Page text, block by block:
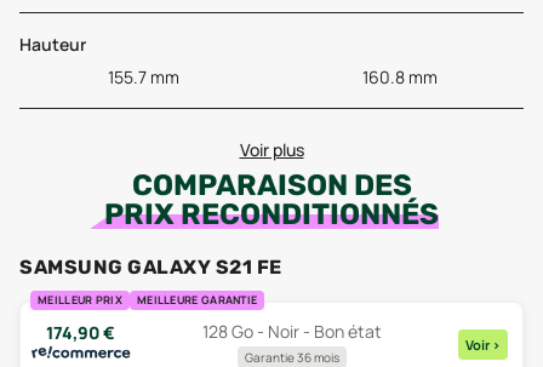
Hauteur
155.7 mm
160.8 mm
Voir plus
COMPARAISON DES
PRIX RECONDITIONNÉS
SAMSUNG GALAXY S21 FE
MEILLEUR PRIX MEILLEURE GARANTIE
174,90€ 128 Go - Noir - Bon état
Garantie 36 mois
Voir >